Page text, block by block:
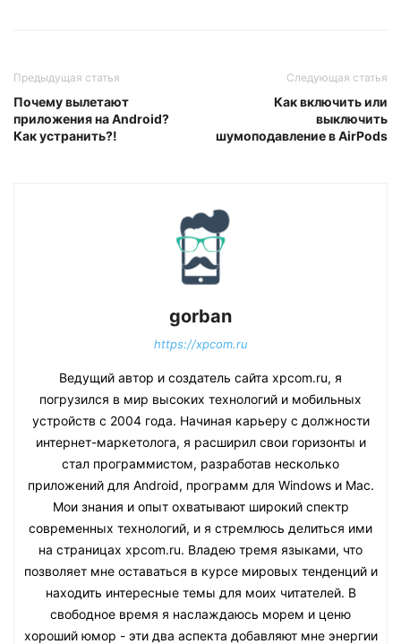
Предыдущая статья
Почему вылетают
приложения на Android?
Как устранить?!
Следующая статья
Как включить или
выключить
шумоподавление в AirPods
gorban
https://xpcom.ru
Ведущий автор и создатель сайта xpcom.ru, я
погрузился в мир высоких технологий и мобильных
устройств с 2004 года. Начиная карьеру с должности
интернет-маркетолога, я расширил свои горизонты и
стал программистом, разработав несколько
приложений для Android, программ для Windows и Mac.
Мои знания и опыт охватывают широкий спектр
современных технологий, и я стремлюсь делиться ими
на страницах xpcom.ru. Владею тремя языками, что
позволяет мне оставаться в курсе мировых тенденций и
находить интересные темы для моих читателей. В
свободное время я наслаждаюсь морем и ценю
хороший юмор - эти два аспекта добавляют мне энергии